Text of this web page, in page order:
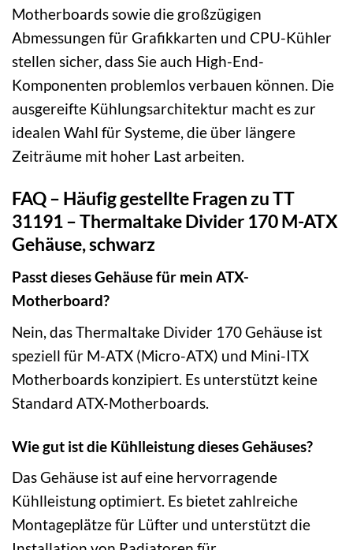
Motherboards sowie die großzügigen
Abmessungen für Grafikkarten und CPU-Kühler
stellen sicher, dass Sie auch High-End-
Komponenten problemlos verbauen können. Die
ausgereifte Kühlungsarchitektur macht es zur
idealen Wahl für Systeme, die über längere
Zeiträume mit hoher Last arbeiten.
FAQ – Häufig gestellte Fragen zu TT
31191 – Thermaltake Divider 170 M-ATX
Gehäuse, schwarz
Passt dieses Gehäuse für mein ATX-
Motherboard?
Nein, das Thermaltake Divider 170 Gehäuse ist
speziell für M-ATX (Micro-ATX) und Mini-ITX
Motherboards konzipiert. Es unterstützt keine
Standard ATX-Motherboards.
Wie gut ist die Kühlleistung dieses Gehäuses?
Das Gehäuse ist auf eine hervorragende
Kühlleistung optimiert. Es bietet zahlreiche
Montageplätze für Lüfter und unterstützt die